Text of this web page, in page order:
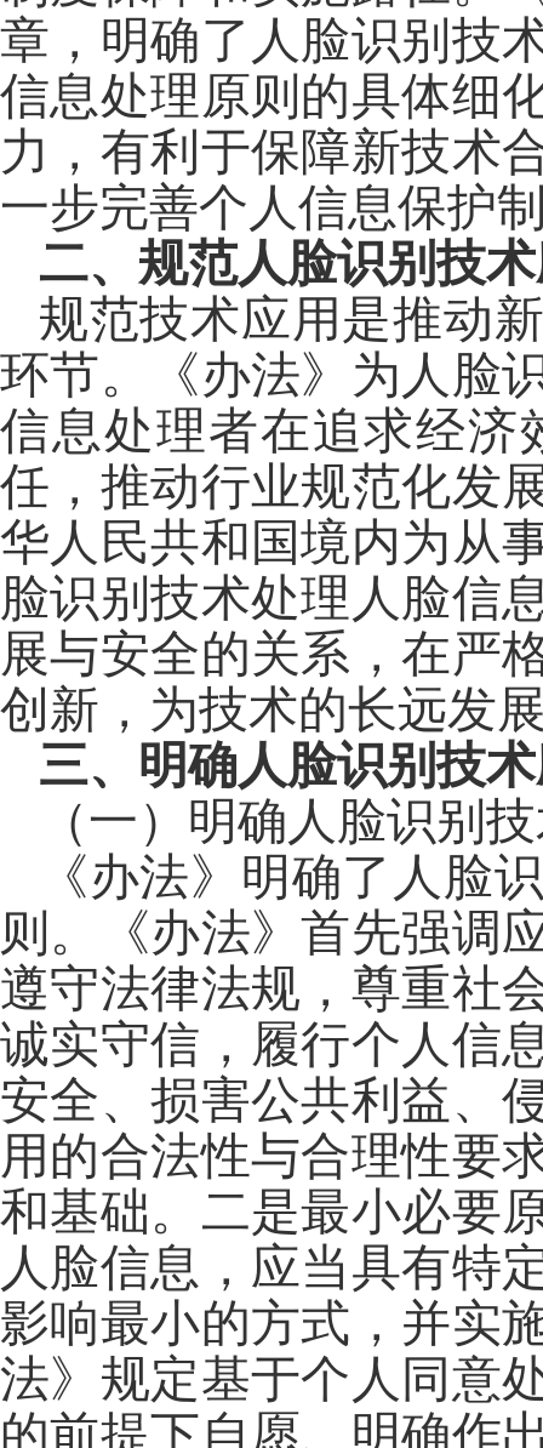
章，明确了人脸识别技
信息处理原则的具体细
力，有利于保障新技术
一步完善个人信息保护
二、规范人脸识别技
规范技术应用是推动
环节。《办法》为人脸
信息处理者在追求经济
任，推动行业规范化发
华人民共和国境内为从
脸识别技术处理人脸信
展与安全的关系，在严
创新，为技术的长远发
三、明确人脸识别技
（一）明确人脸识别
《办法》明确了人脸
则。《办法》首先强调
遵守法律法规，尊重社
诚实守信，履行个人信
安全、损害公共利益、
用的合法性与合理性要
和基础。二是最小必要
人脸信息，应当具有特
影响最小的方式，并实
法》规定基于个人同意
的前提下自愿、明确作